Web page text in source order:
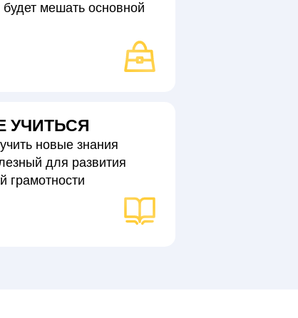
мешать основной
УЧИТЬСЯ
новые знания
для развития
грамотности